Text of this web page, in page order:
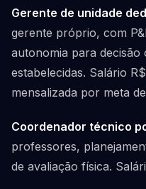
Gerente de unidade
gerente próprio, com
autonomia para
estabelecidas. Salário
mensalizada por meta
Coordenador técnico
professores,
de avaliação física.